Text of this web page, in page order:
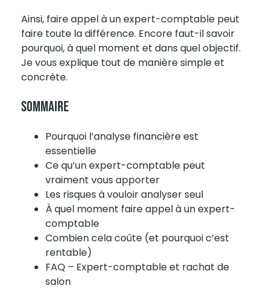
Ainsi, faire appel à un expert-comptable peut
faire toute la différence. Encore faut-il savoir
pourquoi, à quel moment et dans quel objectif.
Je vous explique tout de manière simple et
concrète.
Sommaire
Pourquoi l’analyse financière est
essentielle
Ce qu’un expert-comptable peut
vraiment vous apporter
Les risques à vouloir analyser seul
À quel moment faire appel à un expert-
comptable
Combien cela coûte (et pourquoi c’est
rentable)
FAQ – Expert-comptable et rachat de
salon